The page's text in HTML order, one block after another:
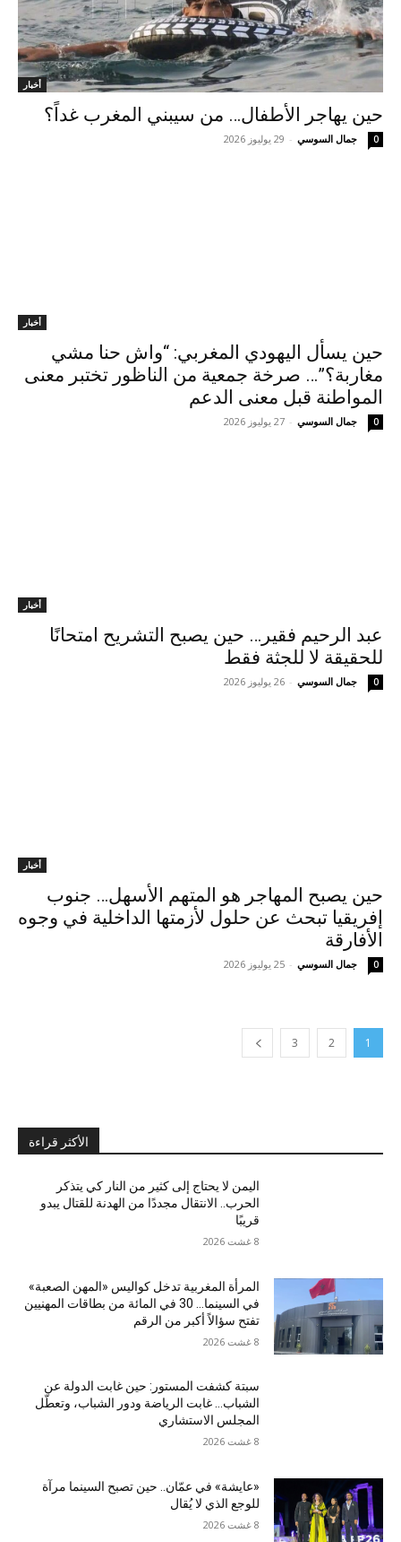
أخبار
حين يهاجر الأطفال… من سيبني المغرب غداً؟
جمال السوسي - 29 يوليوز 2026 0
أخبار
حين يسأل اليهودي المغربي: “واش حنا مشي
مغاربة؟”… صرخة جمعية من الناظور تختبر معنى
المواطنة قبل معنى الدعم
جمال السوسي - 27 يوليوز 2026 0
أخبار
عبد الرحيم فقير… حين يصبح التشريح امتحانًا
للحقيقة لا للجثة فقط
جمال السوسي - 26 يوليوز 2026 0
أخبار
حين يصبح المهاجر هو المتهم الأسهل… جنوب
إفريقيا تبحث عن حلول لأزمتها الداخلية في وجوه
الأفارقة
جمال السوسي - 25 يوليوز 2026 0
1
2
3
الأكثر قراءة
اليمن لا يحتاج إلى كثير من النار كي يتذكر
الحرب.. الانتقال مجددًا من الهدنة للقتال يبدو
قريبًا
8 غشت 2026
المرأة المغربية تدخل كواليس «المهن الصعبة»
في السينما… 30 في المائة من بطاقات المهنيين
تفتح سؤالاً أكبر من الرقم
8 غشت 2026
سبتة كشفت المستور: حين غابت الدولة عن
الشباب… غابت الرياضة ودور الشباب، وتعطّل
المجلس الاستشاري
8 غشت 2026
«عايشة» في عمّان.. حين تصبح السينما مرآة
للوجع الذي لا يُقال
8 غشت 2026